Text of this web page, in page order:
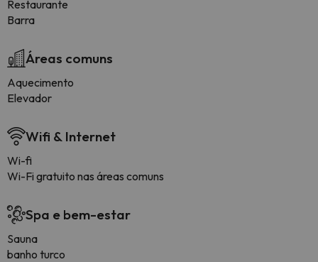
Restaurante
Barra
Áreas comuns
Aquecimento
Elevador
Wifi & Internet
Wi-fi
Wi-Fi gratuito nas áreas comuns
Spa e bem-estar
Sauna
banho turco